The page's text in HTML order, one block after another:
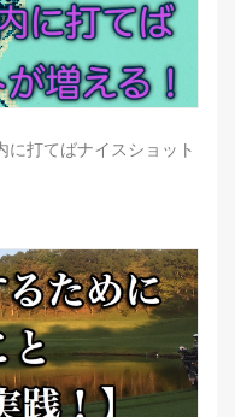
に打てばナイスショット